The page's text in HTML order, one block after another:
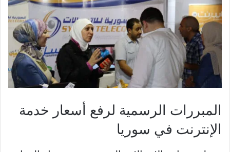
المبررات الرسمية لرفع أسعار خدمة
الإنترنت في سوريا